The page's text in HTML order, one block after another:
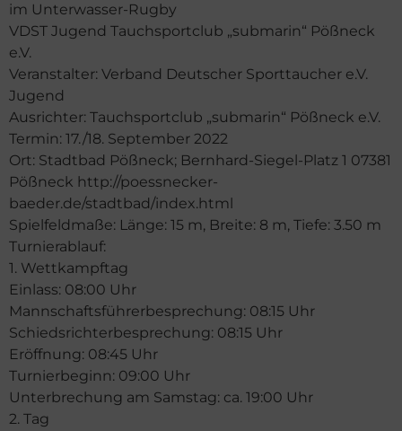
im Unterwasser-Rugby
VDST Jugend Tauchsportclub „submarin“ Pößneck
e.V.
Veranstalter: Verband Deutscher Sporttaucher e.V.
Jugend
Ausrichter: Tauchsportclub „submarin“ Pößneck e.V.
Termin: 17./18. September 2022
Ort: Stadtbad Pößneck; Bernhard-Siegel-Platz 1 07381
Pößneck http://poessnecker-
baeder.de/stadtbad/index.html
Spielfeldmaße: Länge: 15 m, Breite: 8 m, Tiefe: 3.50 m
Turnierablauf:
1. Wettkampftag
Einlass: 08:00 Uhr
Mannschaftsführerbesprechung: 08:15 Uhr
Schiedsrichterbesprechung: 08:15 Uhr
Eröffnung: 08:45 Uhr
Turnierbeginn: 09:00 Uhr
Unterbrechung am Samstag: ca. 19:00 Uhr
2. Tag